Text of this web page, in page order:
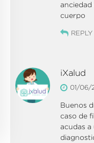
cuerpo
REPLY
iXalud
01/06/
Buenos
caso de
acudas a